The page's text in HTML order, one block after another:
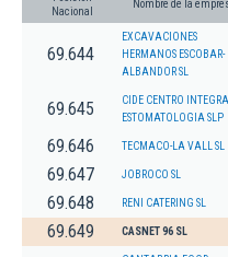
Nacional
Nombre de la
69.644
EXCAVACIONES
HERMANOS ESCOBAR-
ALBANDOR SL
69.645
CIDE CENTRO
ESTOMATOLOGIA SLP
69.646 TECMACO-LA VALL SL
69.647 JOBROCO SL
69.648 RENI CATERING SL
69.649 CASNET 96 SL